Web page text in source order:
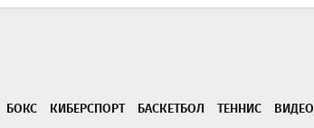
БОКС КИБЕРСПОРТ БАСКЕТБОЛ ТЕННИС ВИДЕО